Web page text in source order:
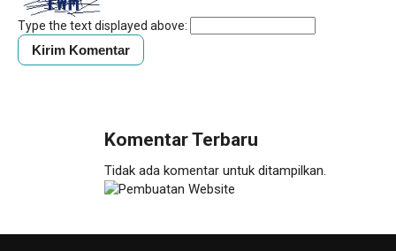
Type the text displayed above:
Komentar Terbaru
Tidak ada komentar untuk ditampilkan.